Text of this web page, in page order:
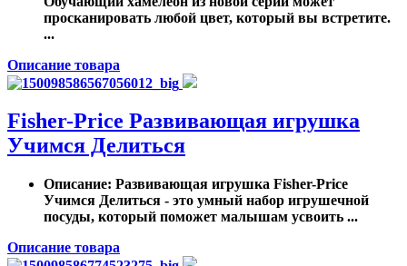
просканировать любой цвет, который вы встретите.
...
Описание товара
Fisher-Price Развивающая игрушка
Учимся Делиться
Описание: Развивающая игрушка Fisher-Price
Учимся Делиться - это умный набор игрушечной
посуды, который поможет малышам усвоить ...
Описание товара